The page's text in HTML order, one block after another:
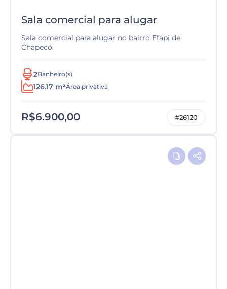
Sala comercial para alugar
Sala comercial para alugar no bairro Efapi de
Chapecó
2Banheiro(s)
126.17 m²Área privativa
R$6.900,00 #26120